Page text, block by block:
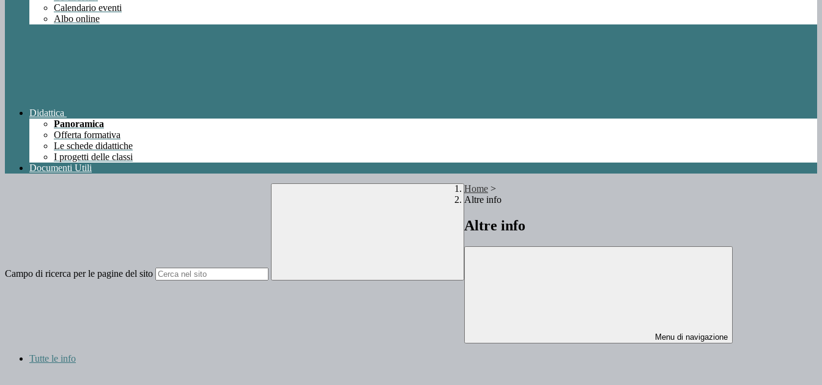
Calendario eventi
Albo online
Didattica
Panoramica
Offerta formativa
Le schede didattiche
I progetti delle classi
Documenti Utili
Campo di ricerca per le pagine del sito
Home >
Altre info
Altre info
Menu di navigazione
Tutte le info